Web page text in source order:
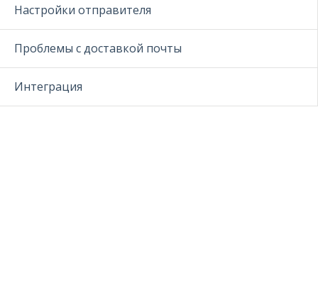
Настройки отправителя
Проблемы с доставкой почты
Интеграция